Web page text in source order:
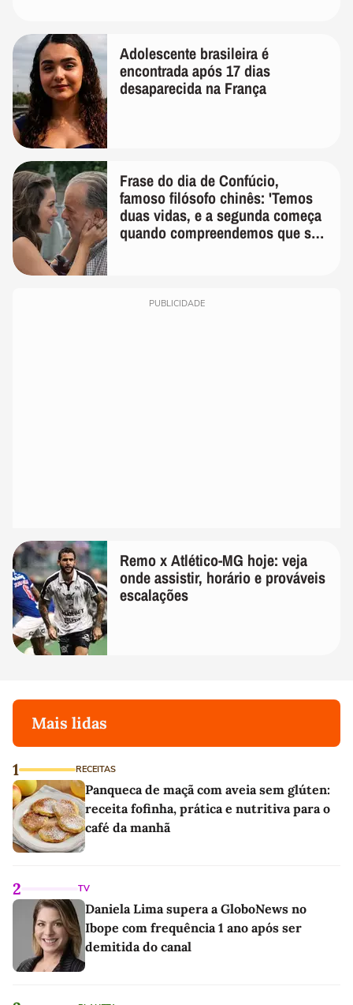
Adolescente brasileira é
encontrada após 17 dias
desaparecida na França
Frase do dia de Confúcio,
famoso filósofo chinês: 'Temos
duas vidas, e a segunda começa
quando compreendemos que só
PUBLICIDADE
Remo x Atlético-MG hoje: veja
onde assistir, horário e prováveis
escalações
Mais lidas
1 RECEITAS
Panqueca de maçã com aveia sem glúten:
receita fofinha, prática e nutritiva para o
café da manhã
2 TV
Daniela Lima supera a GloboNews no
Ibope com frequência 1 ano após ser
demitida do canal